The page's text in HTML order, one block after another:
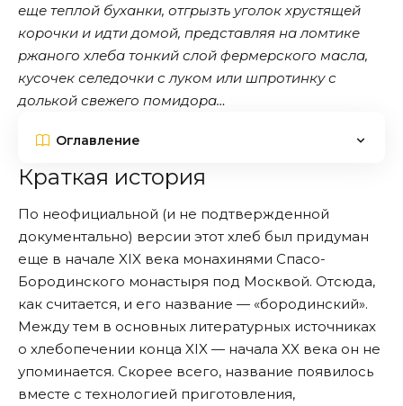
еще теплой буханки, отгрызть уголок хрустящей
корочки и идти домой, представляя на ломтике
ржаного хлеба тонкий слой фермерского масла,
кусочек селедочки с луком или шпротинку с
долькой свежего помидора…
Оглавление
Краткая история
По неофициальной (и не подтвержденной
документально) версии этот хлеб был придуман
еще в начале XIX века монахинями Спасо-
Бородинского монастыря под Москвой. Отсюда,
как считается, и его название — «бородинский».
Между тем в основных литературных источниках
о хлебопечении конца XIX — начала XX века он не
упоминается. Скорее всего, название появилось
вместе с технологией приготовления,